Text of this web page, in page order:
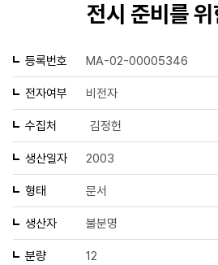
전시 준비를 위
등록번호 MA-02-00005346
전자여부 비전자
수집처 김정헌
생산일자 2003
형태 문서
생산자 불분명
분량 12